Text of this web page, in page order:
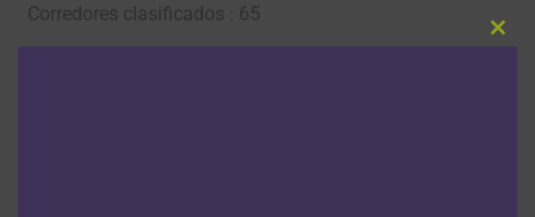
Corredores clasificados : 65